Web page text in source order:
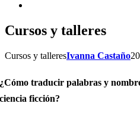
Cursos y talleres
Cursos y talleresIvanna Castaño
¿Cómo traducir palabras y
ciencia ficción?